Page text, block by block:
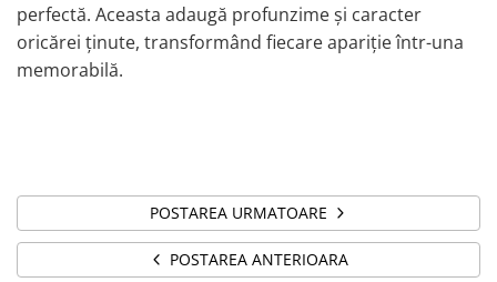
perfectă. Aceasta adaugă profunzime și caracter
oricărei ținute, transformând fiecare apariție într-una
memorabilă.
POSTAREA URMATOARE
POSTAREA ANTERIOARA